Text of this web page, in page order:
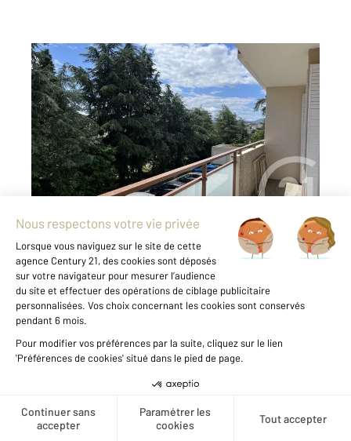
Créer une alerte
ANNONAY 07
89,60 m2, 4 pièces
Ref : 5165
Appartement T4 à louer
720 €
par mois charges comprises
ANNONAY - RESIDENCE BEL AIR - A PROXIMITE
DES COMMERCES - T4 D'ENVIRON 89 M² SITUE
AU 2EME ETAGE AVEC CAVE ET GARAGE Cet
appartement est composé d'une cuisine
séparée meublée et semi équipée, d'un cellier,
d'un salon/séjour ...
Voir le détail du bien